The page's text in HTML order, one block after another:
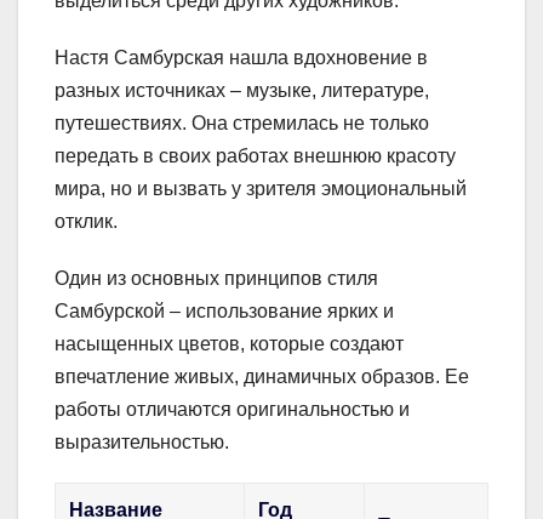
Настя Самбурская нашла вдохновение в
разных источниках – музыке, литературе,
путешествиях. Она стремилась не только
передать в своих работах внешнюю красоту
мира, но и вызвать у зрителя эмоциональный
отклик.
Один из основных принципов стиля
Самбурской – использование ярких и
насыщенных цветов, которые создают
впечатление живых, динамичных образов. Ее
работы отличаются оригинальностью и
выразительностью.
Название
Год